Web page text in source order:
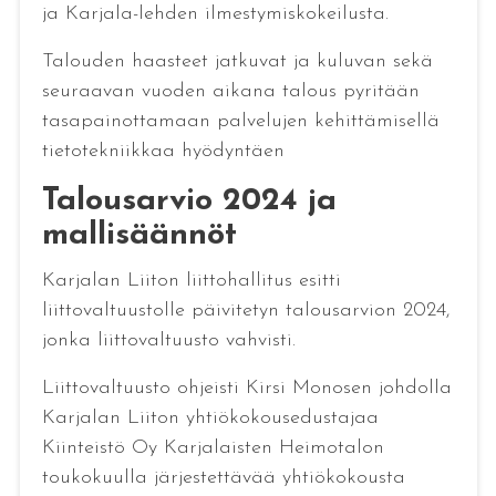
ja Karjala-lehden ilmestymiskokeilusta.
Talouden haasteet jatkuvat ja kuluvan sekä
seuraavan vuoden aikana talous pyritään
tasapainottamaan palvelujen kehittämisellä
tietotekniikkaa hyödyntäen
Talousarvio 2024 ja
mallisäännöt
Karjalan Liiton liittohallitus esitti
liittovaltuustolle päivitetyn talousarvion 2024,
jonka liittovaltuusto vahvisti.
Liittovaltuusto ohjeisti Kirsi Monosen johdolla
Karjalan Liiton yhtiökokousedustajaa
Kiinteistö Oy Karjalaisten Heimotalon
toukokuulla järjestettävää yhtiökokousta